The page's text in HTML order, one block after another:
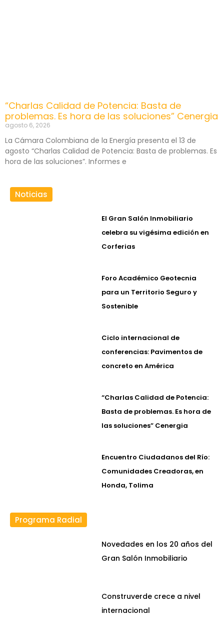
“Charlas Calidad de Potencia: Basta de
problemas. Es hora de las soluciones” Cenergia
agosto 6, 2026
La Cámara Colombiana de la Energía presenta el 13 de
agosto “Charlas Calidad de Potencia: Basta de problemas. Es
hora de las soluciones”. Informes e
Noticias
El Gran Salón Inmobiliario
celebra su vigésima edición en
Corferias
Foro Académico Geotecnia
para un Territorio Seguro y
Sostenible
Ciclo internacional de
conferencias: Pavimentos de
concreto en América
“Charlas Calidad de Potencia:
Basta de problemas. Es hora de
las soluciones” Cenergia
Encuentro Ciudadanos del Río:
Comunidades Creadoras, en
Honda, Tolima
Programa Radial
Novedades en los 20 años del
Gran Salón Inmobiliario
Construverde crece a nivel
internacional